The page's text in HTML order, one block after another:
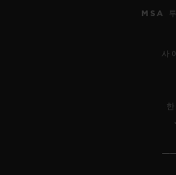
MSA
사